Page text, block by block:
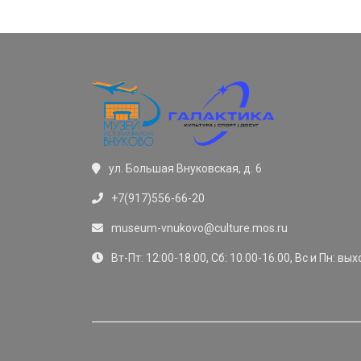
ул. Большая Внуковская, д. 6
+7(917)556-66-20
museum-vnukovo@culture.mos.ru
Вт-Пт: 12:00-18:00, Сб: 10.00-16.00, Вс и Пн: